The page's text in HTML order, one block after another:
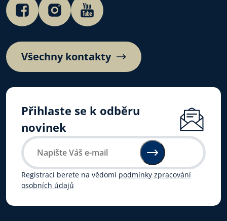
Všechny kontakty
Přihlaste se k odběru
novinek
Registrací berete na vědomí podmínky zpracování
osobních údajů